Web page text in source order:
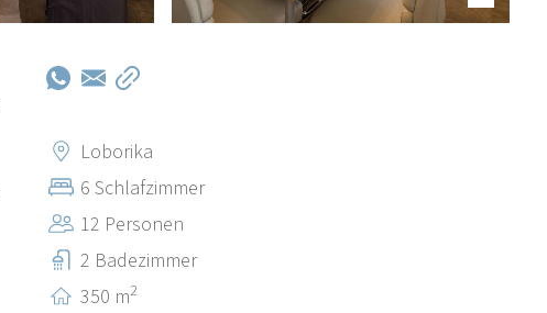
Loborika
6 Schlafzimmer
12 Personen
2 Badezimmer
350 m2